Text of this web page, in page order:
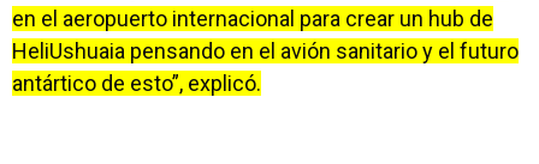
en el aeropuerto internacional para crear un hub de
HeliUshuaia pensando en el avión sanitario y el futuro
antártico de esto”, explicó.